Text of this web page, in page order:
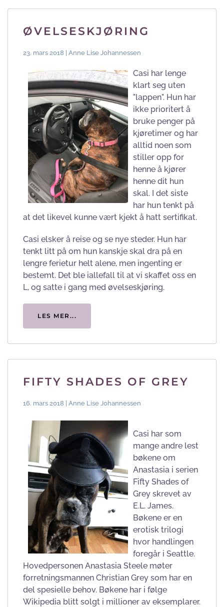
ØVELSESKJØRING
23. mars 2018 | Anne Lise Johannessen
Casi har lenge
klart seg uten
"lappen". Hun har
ikke prioritert å
bruke penger på
kjøretimer og har
alltid noen som
stiller opp for
henne å kjører
henne dit hun
skal. I det siste
har hun tenkt på
at det likevel kunne vært kjekt å hatt sertifikat.
Casi elsker å reise og se nye steder. Hun har
tenkt litt på om hun kanskje skal dra på en
lengre ferietur helt alene, men ingenting er
bestemt. Det ble iallefall til at vi skaffet oss en
L, og satte i gang med øvelseskjøring.
LES MER...
FIFTY SHADES OF GREY
16. mars 2018 | Anne Lise Johannessen
Casi har som
mange andre lest
bøkene om
Anastasia i serien
Fifty Shades of
Grey skrevet av
E.L. James.
Bøkene er en
erotisk trilogi
hvor handlingen
foregår i Seattle.
Hovedpersonen Anastasia Steele møter
forretningsmannen Christian Grey som har en
del spesielle behov. Bøkene har i følge
Wikipedia blitt solgt i millioner av eksemplarer.